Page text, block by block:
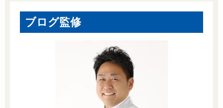
ブログ監修